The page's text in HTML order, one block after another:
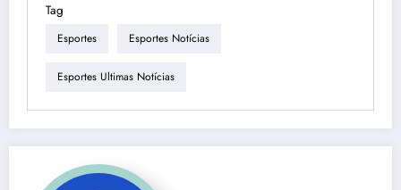
Tag
Esportes Esportes Notícias
Esportes Ultimas Notícias